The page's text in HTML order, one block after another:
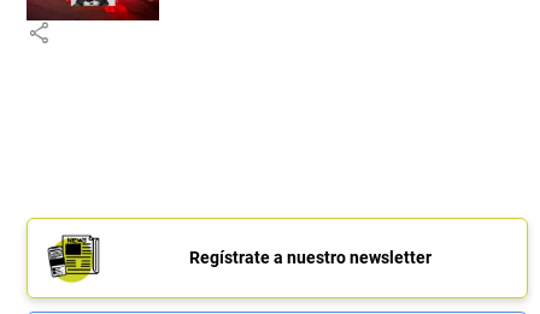
share
Regístrate a nuestro newsletter